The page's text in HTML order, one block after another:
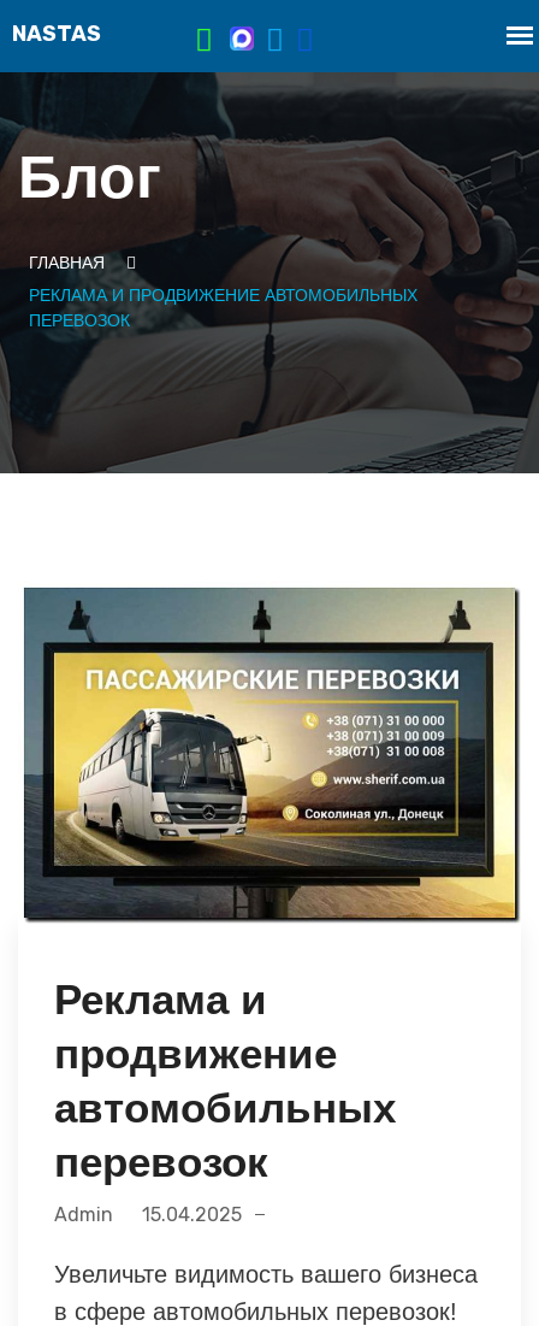
Блог
ГЛАВНАЯ
РЕКЛАМА И ПРОДВИЖЕНИЕ АВТОМОБИЛЬНЫХ
ПЕРЕВОЗОК
Реклама и
продвижение
автомобильных
перевозок
Admin 15.04.2025
Увеличьте видимость вашего бизнеса
в сфере автомобильных перевозок!